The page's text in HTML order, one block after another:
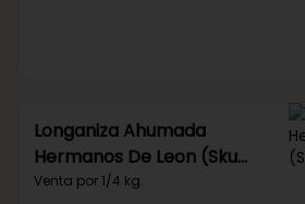
Longaniza Ahumada
Hermanos De Leon (Sku
296)
Venta por 1/4 kg.